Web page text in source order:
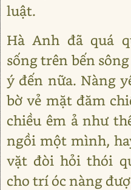
luật.
Hà Anh đã quá
sống trên bến
ý đến nữa. Nàng
bờ vẻ mặt đăm
chiều êm ả như
ngồi một mình,
vặt đòi hỏi thói
cho trí óc nàng